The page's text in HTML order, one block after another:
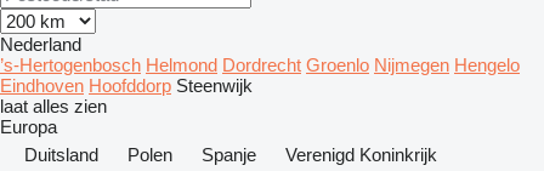
Nederland
’s-Hertogenbosch Helmond Dordrecht Groenlo Nijmegen Hengelo
Eindhoven Hoofddorp Steenwijk
laat alles zien
Europa
Duitsland
Polen Spanje
Verenigd Koninkrijk